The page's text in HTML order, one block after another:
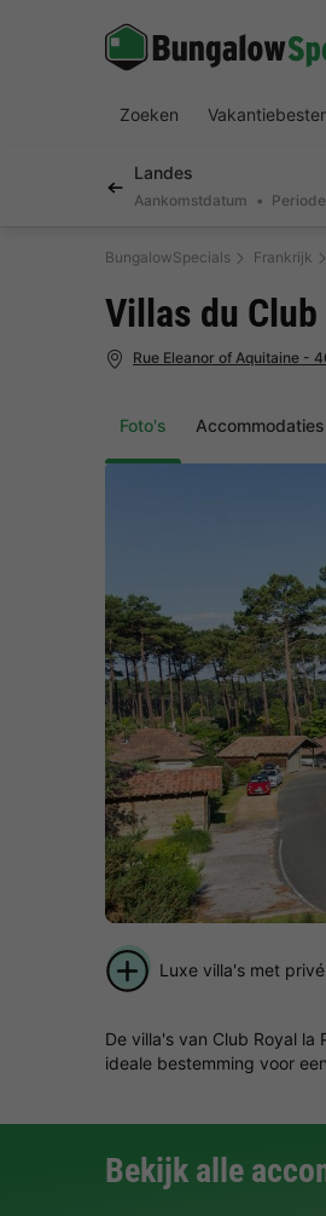
Zoeken
Landes
Aankomstdatum Periode
BungalowSpecials Frankrijk
Foto's Accommodaties
Villas du Club
Rue Eleanor of Aquitaine -
Luxe villa's met
De villa's van Club Royal
ideale bestemming voor
Bekijk alle